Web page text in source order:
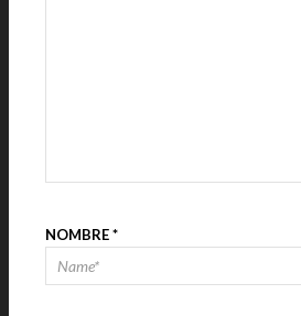
NOMBRE*